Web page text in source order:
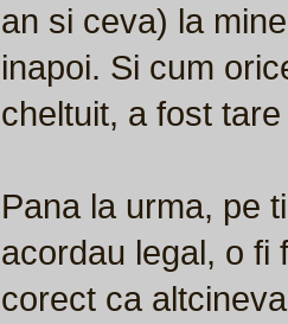
an si ceva) la
inapoi. Si cum
cheltuit, a fost
Pana la urma, pe
acordau legal, o fi
corect ca